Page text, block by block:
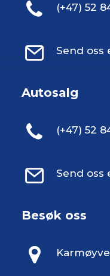
(+47) 52
Send oss
Autosalg
(+47) 52
Send oss
Besøk oss